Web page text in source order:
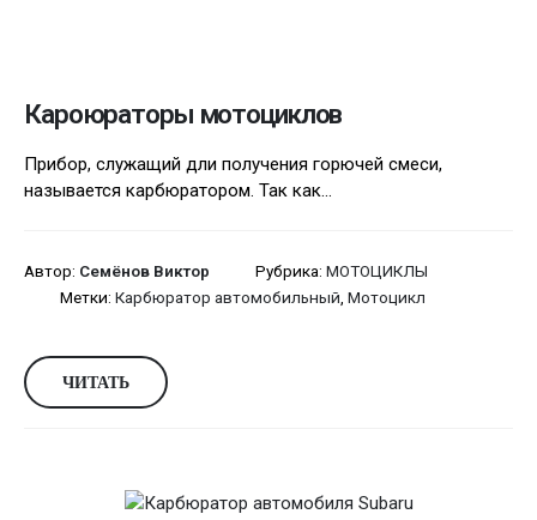
Кароюраторы мотоциклов
Прибор, служащий дли получения горючей смеси,
называется карбюратором. Так как...
Автор: Семёнов Виктор Рубрика: МОТОЦИКЛЫ
Метки: Карбюратор автомобильный Мотоцикл
ЧИТАТЬ